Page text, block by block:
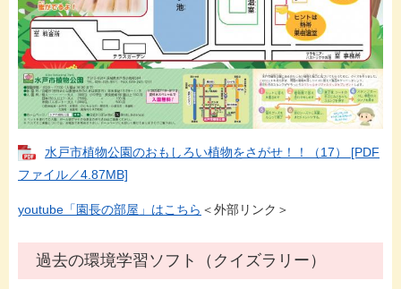
水戸市植物公園のおもしろい植物をさがせ！！（17） [PDF
ファイル／4.87MB]
youtube「園長の部屋」はこちら ＜外部リンク＞
過去の環境学習ソフト（クイズラリー）